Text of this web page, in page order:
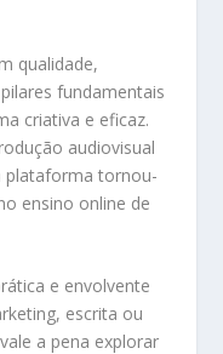
qualidade,
fundamentais
criativa e eficaz.
audiovisual
plataforma tornou-
ensino online de
e envolvente
escrita ou
a pena explorar